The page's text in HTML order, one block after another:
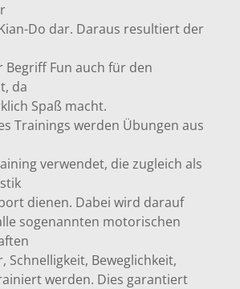
Do dar. Daraus resultiert der
Begriff Fun auch für den
da
Spaß macht.
Trainings werden Übungen aus
verwendet, die zugleich als
dienen. Dabei wird darauf
sogenannten motorischen
Schnelligkeit, Beweglichkeit,
werden. Dies garantiert